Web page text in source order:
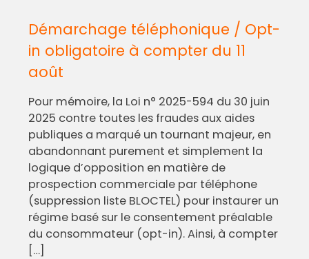
Démarchage téléphonique / Opt-
in obligatoire à compter du 11
août
Pour mémoire, la Loi n° 2025-594 du 30 juin
2025 contre toutes les fraudes aux aides
publiques a marqué un tournant majeur, en
abandonnant purement et simplement la
logique d’opposition en matière de
prospection commerciale par téléphone
(suppression liste BLOCTEL) pour instaurer un
régime basé sur le consentement préalable
du consommateur (opt-in). Ainsi, à compter
[…]